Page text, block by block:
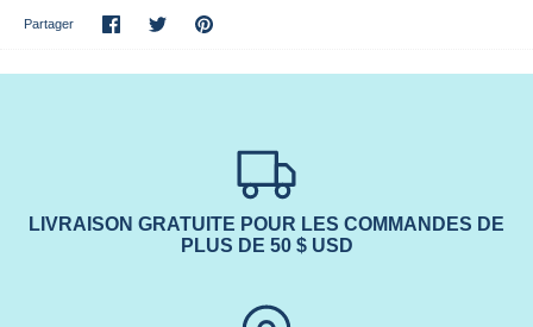
Partager
Partager
sur
PartagerÉpinglez-
LIVRAISON GRATUITE POUR LES COMMANDES DE
PLUS DE 50 $ USD